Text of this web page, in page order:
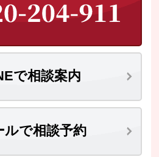
で相談案内
ルで相談予約